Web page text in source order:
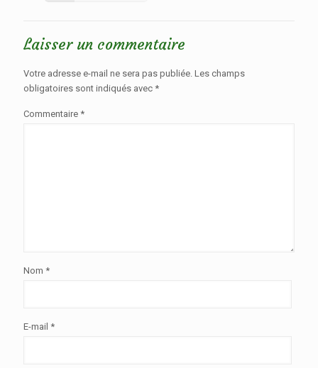
Laisser un commentaire
Votre adresse e-mail ne sera pas publiée. Les champs
obligatoires sont indiqués avec *
Commentaire *
Nom *
E-mail *